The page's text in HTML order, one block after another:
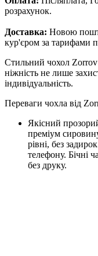
розрахунок.
Доставка: Новою
кур'єром за тарифами
Стильний чохол
ніжність не лише
індивідуальність.
Переваги чохла від
Якісний
преміум
рівні, без
телефону. Бічні
без друку.